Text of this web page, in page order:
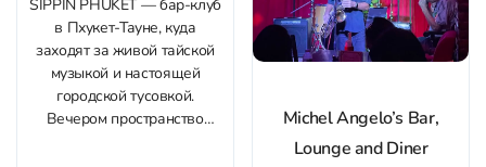
SIPPIN PHUKET — бар-клуб
в Пхукет-Тауне, куда
заходят за живой тайской
музыкой и настоящей
городской тусовкой.
Вечером пространство
Michel Angelo’s Bar,
Lounge and Diner